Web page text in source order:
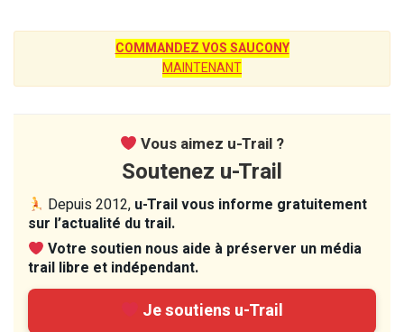
COMMANDEZ VOS SAUCONY
MAINTENANT
Vous aimez u-Trail ?
Soutenez u-Trail
Depuis 2012, u-Trail vous informe gratuitement
sur l’actualité du trail.
Votre soutien nous aide à préserver un média
trail libre et indépendant.
Je soutiens u-Trail